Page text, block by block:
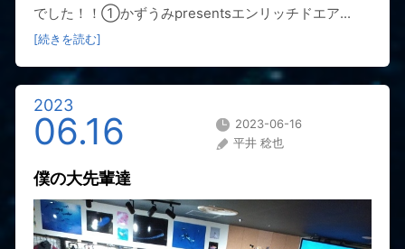
でした！！①かずうみpresentsエンリッチドエア...
[続きを読む]
2023
06.16
2023-06-16
平井 稔也
僕の大先輩達